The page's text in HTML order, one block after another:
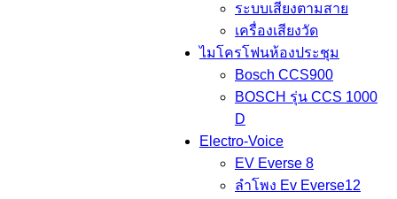
ระบบเสียงตามสาย
เครื่องเสียงวัด
ไมโครโฟนห้องประชุม
Bosch CCS900
BOSCH รุ่น CCS 1000
D
Electro-Voice
EV Everse 8
ลำโพง Ev Everse12